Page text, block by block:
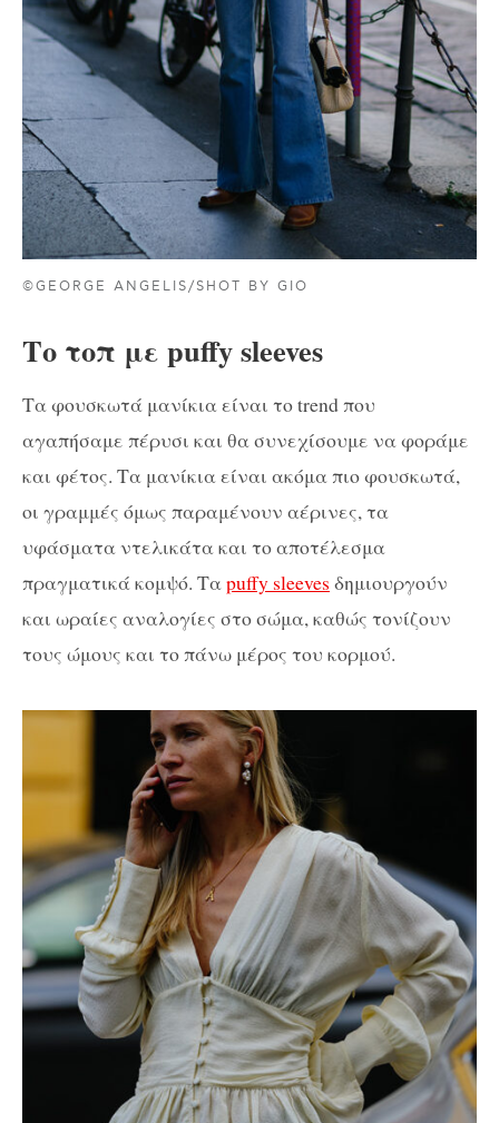
©GEORGE ANGELIS/SHOT BY GIO
Το τοπ με puffy sleeves
Τα φουσκωτά μανίκια είναι το trend που
αγαπήσαμε πέρυσι και θα συνεχίσουμε να φοράμε
και φέτος. Τα μανίκια είναι ακόμα πιο φουσκωτά,
οι γραμμές όμως παραμένουν αέρινες, τα
υφάσματα ντελικάτα και το αποτέλεσμα
πραγματικά κομψό. Ταpuffy sleeves δημιουργούν
και ωραίες αναλογίες στο σώμα, καθώς τονίζουν
τους ώμους και το πάνω μέρος του κορμού.